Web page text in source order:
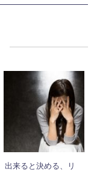
出来ると決める、リ